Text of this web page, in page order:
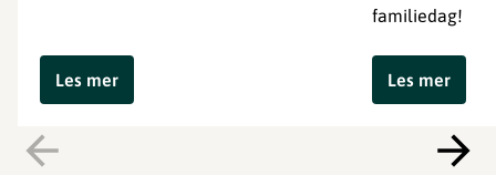
Les mer
familiedag!
Les mer